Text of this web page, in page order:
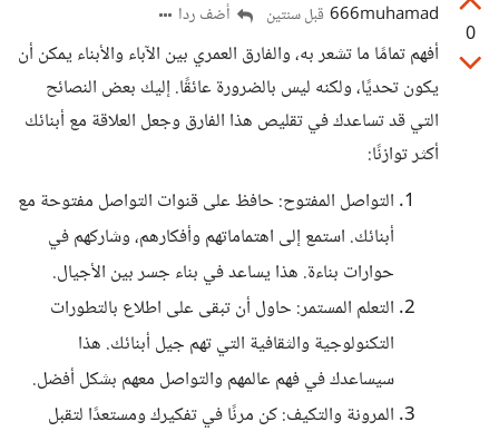
0
666muhamad قبل سنتين أضف ردا
أفهم تمامًا ما تشعر به، والفارق العمري بين الآباء والأبناء يمكن أن
يكون تحديًا، ولكنه ليس بالضرورة عائقًا. إليك بعض النصائح
التي قد تساعدك في تقليص هذا الفارق وجعل العلاقة مع أبنائك
أكثر توازنًا:
التواصل المفتوح: حافظ على قنوات التواصل مفتوحة مع
أبنائك. استمع إلى اهتماماتهم وأفكارهم، وشاركهم في
حوارات بناءة. هذا يساعد في بناء جسر بين الأجيال.
التعلم المستمر: حاول أن تبقى على اطلاع بالتطورات
التكنولوجية والثقافية التي تهم جيل أبنائك. هذا
سيساعدك في فهم عالمهم والتواصل معهم بشكل أفضل.
المرونة والتكيف: كن مرنًا في تفكيرك ومستعدًا لتقبل